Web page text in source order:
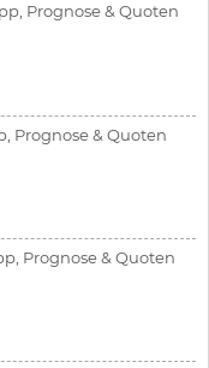
Prognose & Quoten
Prognose & Quoten
Prognose & Quoten